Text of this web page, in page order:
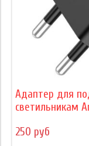
Адаптер для
светильникам
250 руб